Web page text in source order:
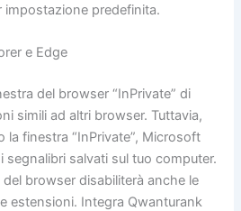
impostazione predefinita.
e Edge
del browser “InPrivate” di
simili ad altri browser. Tuttavia,
la finestra “InPrivate”, Microsoft
segnalibri salvati sul tuo computer.
browser disabiliterà anche le
estensioni. Integra Qwanturank